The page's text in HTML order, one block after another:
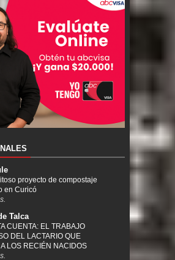
proyecto de compostaje
en Curicó
Talca
CUENTA: EL TRABAJO
DEL LACTARIO QUE
LOS RECIÉN NACIDOS